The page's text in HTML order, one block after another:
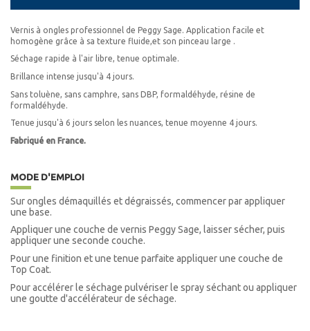
Vernis à ongles professionnel de Peggy Sage. Application facile et
homogène grâce à sa texture fluide,et son pinceau large .
Séchage rapide à l'air libre, tenue optimale.
Brillance intense jusqu'à 4 jours.
Sans toluène, sans camphre, sans DBP, formaldéhyde, résine de
formaldéhyde.
Tenue jusqu'à 6 jours selon les nuances, tenue moyenne 4 jours.
Fabriqué en France.
MODE D'EMPLOI
Sur ongles démaquillés et dégraissés, commencer par appliquer
une base.
Appliquer une couche de vernis Peggy Sage, laisser sécher, puis
appliquer une seconde couche.
Pour une finition et une tenue parfaite appliquer une couche de
Top Coat.
Pour accélérer le séchage pulvériser le spray séchant ou appliquer
une goutte d'accélérateur de séchage.